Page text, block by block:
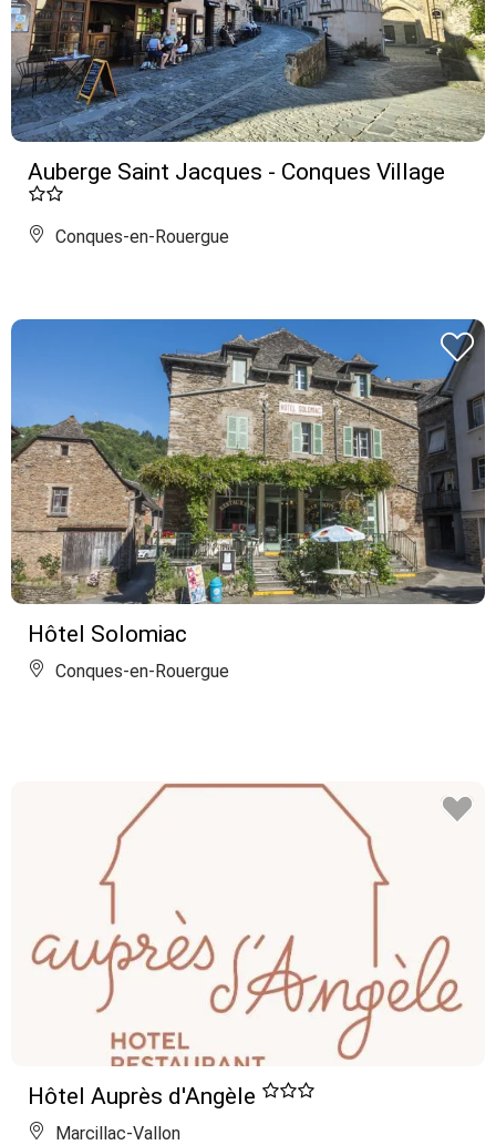
Auberge Saint Jacques - Conques Village
Conques-en-Rouergue
Hôtel Solomiac
Conques-en-Rouergue
Hôtel Auprès d'Angèle
Marcillac-Vallon